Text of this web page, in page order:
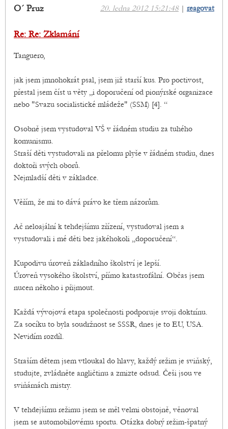
20. ledna 2012 15:21:48| reagovat
O´ Pruz
Re: Re: Zklamání
Tanguero,
jak jsem jmnohokrát psal, jsem již starší kus. Pro poctivost,
přestal jsem číst u věty „i doporučení od pionýrské organizace
nebo "Svazu socialistické mládeže" (SSM) [4]. “
Osobně jsem vystudoval VŠ v řádném studiu za tuhého
komunismu.
Straší děti vystudovali na přelomu plyše v řádném studiu, dnes
doktoři svých oborů.
Nejmladší děti v základce.
Věřím, že mi to dává právo ke třem názorům.
Ač neloajální k tehdejšímu zřízení, vystudoval jsem a
vystudovali i mé děti bez jakéhokoli „doporučení“.
Kupodivu úroveň základního školství je lepší.
Úroveň vysokého školství, přímo katastrofální. Občas jsem
nucen někoho i přijmout.
Každá vývojová etapa společnosti podporuje svoji doktrínu.
Za socíku to byla soudržnost se SSSR, dnes je to EU, USA.
Nevidím rozdíl.
Straším dětem jsem vtloukal do hlavy, každý režim je sviňský,
studujte, zvládněte angličtinu a zmizte odsud. Češi jsou ve
sviňárnách mistry.
V tehdejšímu režimu jsem se měl velmi obstojně, věnoval
jsem se automobilovému sportu. Otázka dobrý režim-špatný